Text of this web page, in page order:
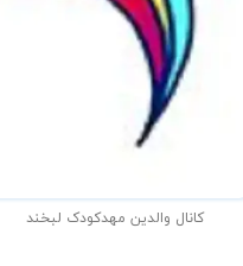
کانال والدین مهدکودک لبخند